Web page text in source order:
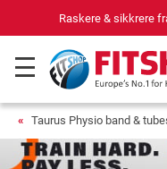
Raskere & sikkrere
Taurus Physio band &